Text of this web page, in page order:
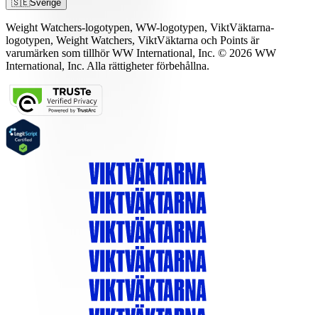
🇸🇪Sverige
Weight Watchers-logotypen, WW-logotypen, ViktVäktarna-
logotypen, Weight Watchers, ViktVäktarna och Points är
varumärken som tillhör WW International, Inc. © 2026 WW
International, Inc. Alla rättigheter förbehållna.